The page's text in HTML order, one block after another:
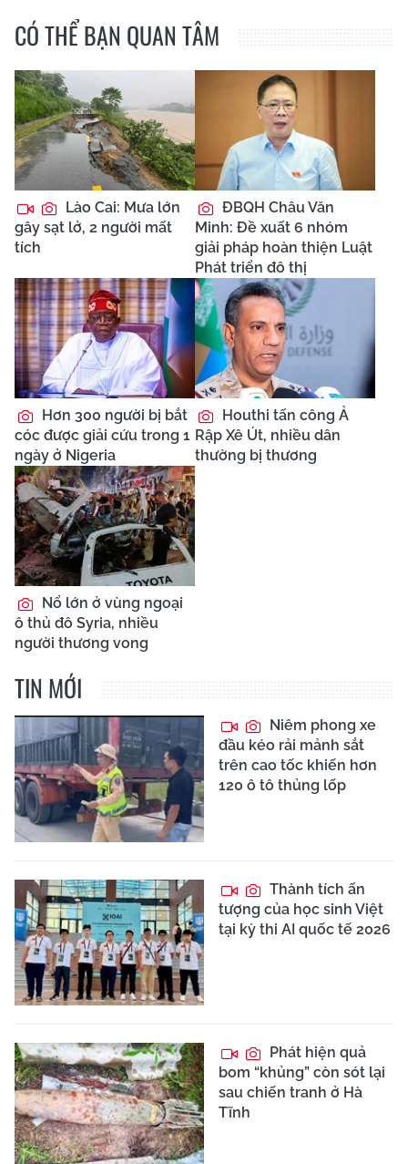
CÓ THỂ BẠN QUAN TÂM
Lào Cai: Mưa lớn
gây sạt lở, 2 người mất
tích
ĐBQH Châu Văn
Minh: Đề xuất 6 nhóm
giải pháp hoàn thiện Luật
Phát triển đô thị
Hơn 300 người bị bắt
cóc được giải cứu trong 1
ngày ở Nigeria
Houthi tấn công Ả
Rập Xê Út, nhiều dân
thường bị thương
Nổ lớn ở vùng ngoại
ô thủ đô Syria, nhiều
người thương vong
TIN MỚI
Niêm phong xe
đầu kéo rải mảnh sắt
trên cao tốc khiến hơn
120 ô tô thủng lốp
Thành tích ấn
tượng của học sinh Việt
tại kỳ thi AI quốc tế 2026
Phát hiện quả
bom “khủng” còn sót lại
sau chiến tranh ở Hà
Tĩnh